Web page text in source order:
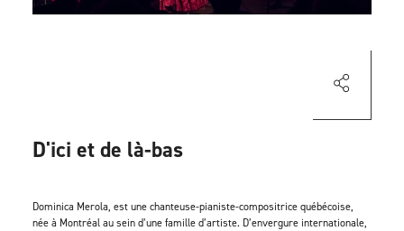
D'ici et de là-bas
Dominica Merola, est une chanteuse-pianiste-compositrice québécoise,
née à Montréal au sein d’une famille d’artiste. D’envergure internationale,